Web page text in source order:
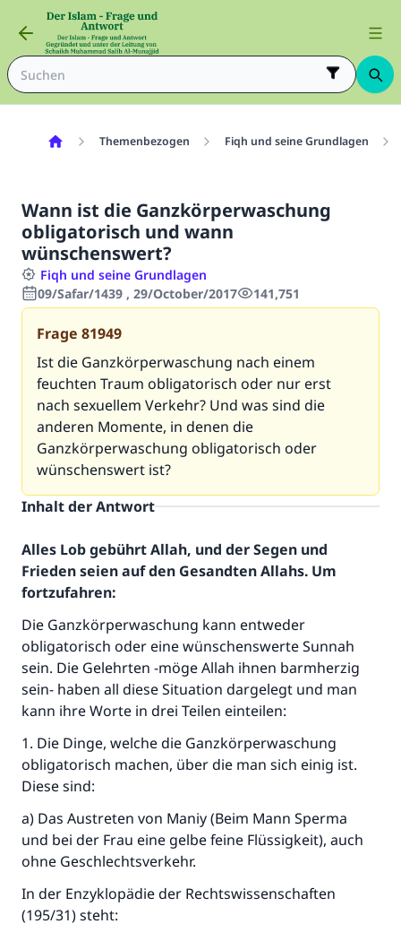
Themenbezogen Fiqh und seine Grundlagen
Wann ist die Ganzkörperwaschung
obligatorisch und wann
wünschenswert?
Fiqh und seine Grundlagen
09/Safar/1439 , 29/October/2017
141,751
Frage 81949
Ist die Ganzkörperwaschung nach einem
feuchten Traum obligatorisch oder nur erst
nach sexuellem Verkehr? Und was sind die
anderen Momente, in denen die
Ganzkörperwaschung obligatorisch oder
wünschenswert ist?
Inhalt der Antwort
Alles Lob gebührt Allah, und der Segen und
Frieden seien auf den Gesandten Allahs. Um
fortzufahren:
Die Ganzkörperwaschung kann entweder
obligatorisch oder eine wünschenswerte Sunnah
sein. Die Gelehrten -möge Allah ihnen barmherzig
sein- haben all diese Situation dargelegt und man
kann ihre Worte in drei Teilen einteilen:
1. Die Dinge, welche die Ganzkörperwaschung
obligatorisch machen, über die man sich einig ist.
Diese sind:
a) Das Austreten von Maniy (Beim Mann Sperma
und bei der Frau eine gelbe feine Flüssigkeit), auch
ohne Geschlechtsverkehr.
In der Enzyklopädie der Rechtswissenschaften
(195/31) steht: